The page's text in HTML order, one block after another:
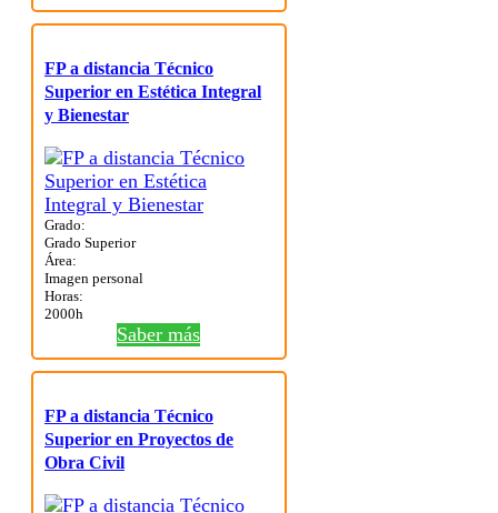
FP a distancia Técnico
Superior en Estética Integral
y Bienestar
Grado:
Grado Superior
Área:
Imagen personal
Horas:
2000h
Saber más
FP a distancia Técnico
Superior en Proyectos de
Obra Civil